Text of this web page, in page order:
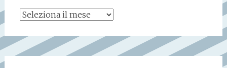
Archivio